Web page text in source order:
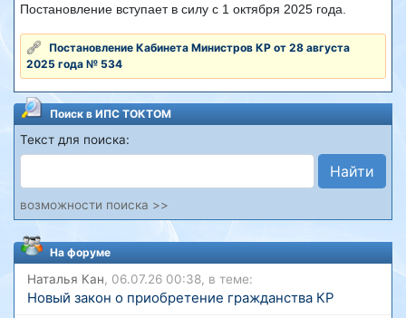
Постановление вступает в силу с 1 октября 2025 года.
Постановление Кабинета Министров КР от 28 августа
2025 года № 534
Поиск в ИПС ТОКТОМ
Текст для поиска:
Найти
возможности поиска >>
На форуме
Наталья Кан, 06.07.26 00:38, в теме:
Новый закон о приобретение гражданства КР